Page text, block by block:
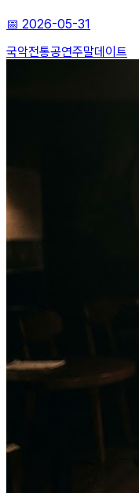
📅 2026-05-31
국악전통공연주말데이트